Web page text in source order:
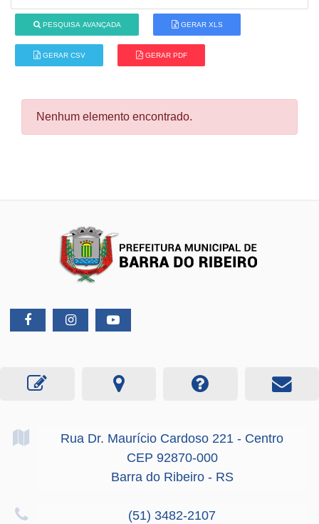
PESQUISA AVANÇADA GERAR XLS
GERAR CSV GERAR PDF
Nenhum elemento encontrado.
Rua Dr. Maurício Cardoso 221 - Centro
CEP 92870-000
Barra do Ribeiro - RS
(51) 3482-2107